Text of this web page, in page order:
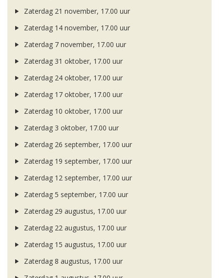
Zaterdag 21 november, 17.00 uur
Zaterdag 14 november, 17.00 uur
Zaterdag 7 november, 17.00 uur
Zaterdag 31 oktober, 17.00 uur
Zaterdag 24 oktober, 17.00 uur
Zaterdag 17 oktober, 17.00 uur
Zaterdag 10 oktober, 17.00 uur
Zaterdag 3 oktober, 17.00 uur
Zaterdag 26 september, 17.00 uur
Zaterdag 19 september, 17.00 uur
Zaterdag 12 september, 17.00 uur
Zaterdag 5 september, 17.00 uur
Zaterdag 29 augustus, 17.00 uur
Zaterdag 22 augustus, 17.00 uur
Zaterdag 15 augustus, 17.00 uur
Zaterdag 8 augustus, 17.00 uur